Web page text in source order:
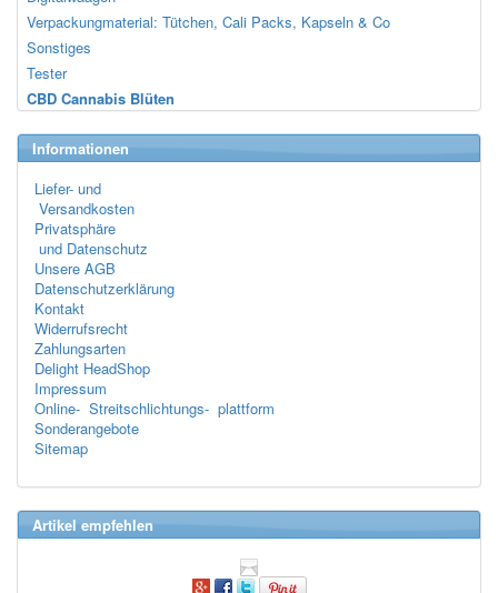
Verpackungmaterial: Tütchen, Cali Packs, Kapseln & Co
Sonstiges
Tester
CBD Cannabis Blüten
Informationen
Liefer- und
Versandkosten
Privatsphäre
und Datenschutz
Unsere AGB
Datenschutzerklärung
Kontakt
Widerrufsrecht
Zahlungsarten
Delight HeadShop
Impressum
Online- Streitschlichtungs- plattform
Sonderangebote
Sitemap
Artikel empfehlen